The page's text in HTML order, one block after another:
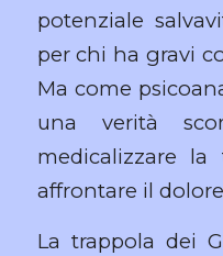
potenziale
per chi ha gravi
Ma come
una verità
medicalizzare
affrontare il
La trappola dei